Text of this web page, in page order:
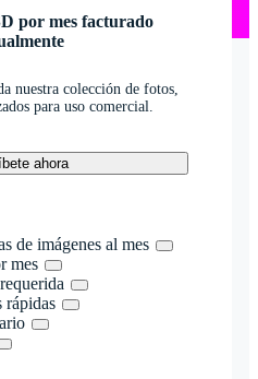
por mes facturado
nuestra colección de fotos,
para uso comercial.
ahora
de imágenes al mes
mes
rápidas